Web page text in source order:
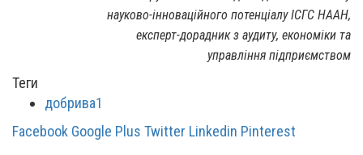
науково-інноваційного потенціалу ІСГС НААН,
експерт-дорадник з аудиту, економіки та
управління підприємством
Теги
добрива1
Facebook Google Plus Twitter Linkedin Pinterest